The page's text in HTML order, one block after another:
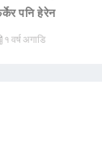
पनि हेरेन
१ वर्ष अगाडि